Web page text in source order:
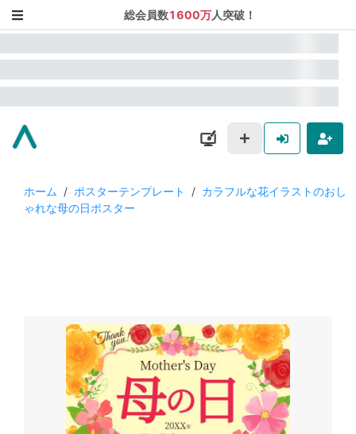
総会員数1600万人突破！
ホーム / ポスターテンプレート / カラフルな花イラストのおし
ゃれな母の日ポスター